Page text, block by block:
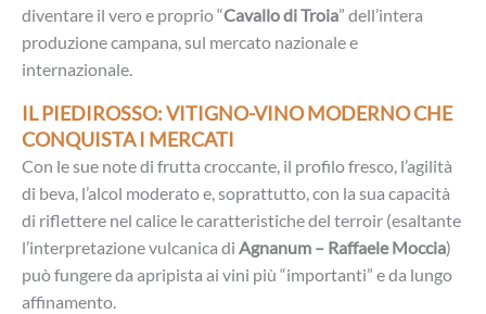
diventare il vero e proprio “Cavallo di Troia” dell’intera
produzione campana, sul mercato nazionale e
internazionale.
IL PIEDIROSSO: VITIGNO-VINO MODERNO CHE
CONQUISTA I MERCATI
Con le sue note di frutta croccante, il profilo fresco, l’agilità
di beva, l’alcol moderato e, soprattutto, con la sua capacità
di riflettere nel calice le caratteristiche del terroir (esaltante
l’interpretazione vulcanica di Agnanum – Raffaele Moccia)
può fungere da apripista ai vini più “importanti” e da lungo
affinamento.